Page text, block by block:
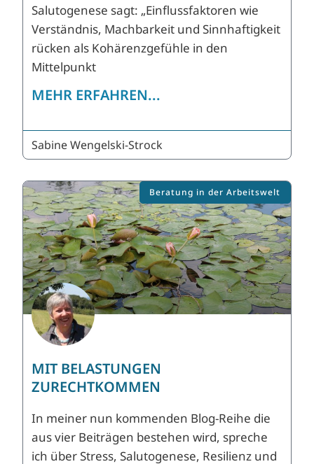
Salutogenese sagt: „Einflussfaktoren wie
Verständnis, Machbarkeit und Sinnhaftigkeit
rücken als Kohärenzgefühle in den
Mittelpunkt
MEHR ERFAHREN...
Sabine Wengelski-Strock
Beratung in der Arbeitswelt
MIT BELASTUNGEN
ZURECHTKOMMEN
In meiner nun kommenden Blog-Reihe die
aus vier Beiträgen bestehen wird, spreche
ich über Stress, Salutogenese, Resilienz und